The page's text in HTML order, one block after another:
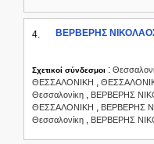
4.
ΒΕΡΒΕΡΗΣ
Σχετικοί σύνδεσμοι :
ΘΕΣΣΑΛΟΝΙΚΗ ,
Θεσσαλονίκη , ΒΕΡΒΕΡΗΣ
ΘΕΣΣΑΛΟΝΙΚΗ , ΒΕΡΒΕΡΗΣ
Θεσσαλονίκη , ΒΕΡΒΕΡΗΣ